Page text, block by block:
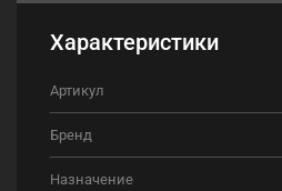
Характеристики
Артикул
Бренд
Назначение